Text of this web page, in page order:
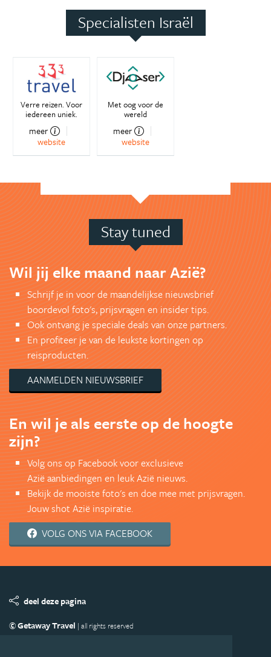
Specialisten Israël
Verre reizen. Voor
iedereen uniek.
meer
website
Met oog voor de
wereld
meer
website
Stay tuned
Wil jij elke maand naar Azië?
Schrijf je in voor de maandelijkse nieuwsbrief
boordevol foto's, prijsvragen en insider tips.
Ook ontvang je speciale deals van onze partners.
En profiteer je van de leukste kortingen op
reisproducten.
AANMELDEN NIEUWSBRIEF
En wil je als eerste op de hoogte
zijn?
Volg ons op Facebook voor exclusieve
Azië aanbiedingen en leuk Azië nieuws.
Bekijk de mooiste foto's en doe mee met prijsvragen.
Jouw shot Azië inspiratie.
VOLG ONS VIA FACEBOOK
deel deze pagina
© Getaway Travel | all rights reserved